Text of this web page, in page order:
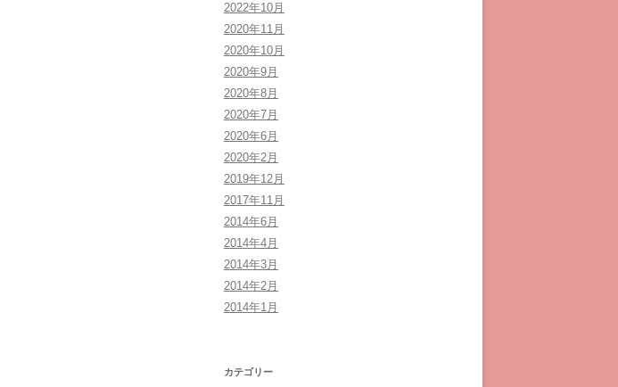
2022年10月
2020年11月
2020年10月
2020年9月
2020年8月
2020年7月
2020年6月
2020年2月
2019年12月
2017年11月
2014年6月
2014年4月
2014年3月
2014年2月
2014年1月
カテゴリー